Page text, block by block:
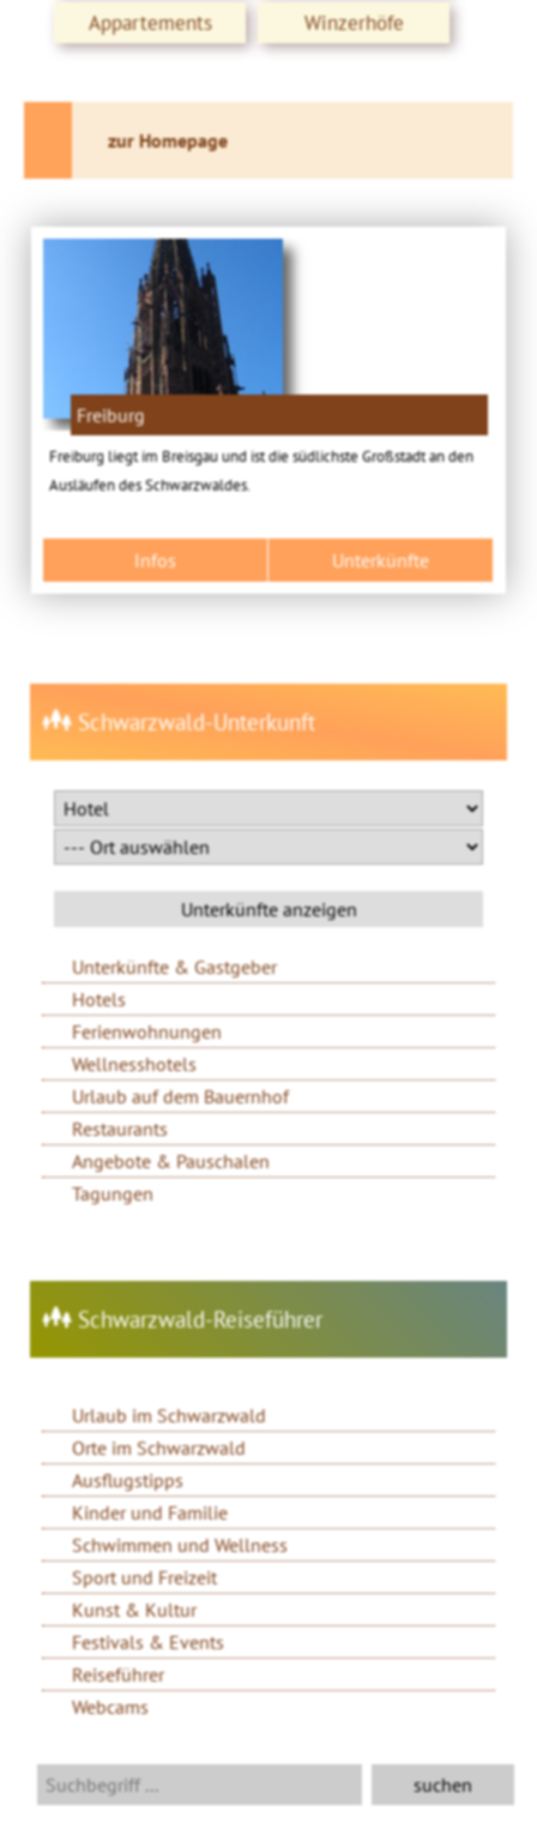
Appartements
Winzerhöfe
zur Homepage
Freiburg
Freiburg liegt im Breisgau und ist die südlichste Großstadt an den
Ausläufen des Schwarzwaldes.
Infos Unterkünfte
Schwarzwald-Unterkunft
Unterkünfte & Gastgeber
Hotels
Ferienwohnungen
Wellnesshotels
Urlaub auf dem Bauernhof
Restaurants
Angebote & Pauschalen
Tagungen
Schwarzwald-Reiseführer
Urlaub im Schwarzwald
Orte im Schwarzwald
Ausflugstipps
Kinder und Familie
Schwimmen und Wellness
Sport und Freizeit
Kunst & Kultur
Festivals & Events
Reiseführer
Webcams